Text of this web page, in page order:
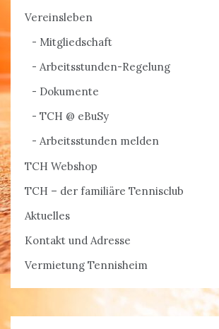
Vereinsleben
Mitgliedschaft
Arbeitsstunden-Regelung
Dokumente
TCH @ eBuSy
Arbeitsstunden melden
TCH Webshop
TCH – der familiäre Tennisclub
Aktuelles
Kontakt und Adresse
Vermietung Tennisheim